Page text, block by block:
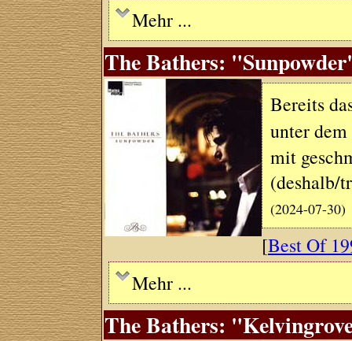
Mehr ...
The Bathers:
Bereits
unter
mit
(deshalb/
(2024-07-30)
[Best Of
Mehr ...
The Bathers: